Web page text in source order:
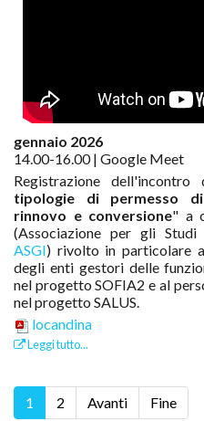
gennaio 2026
14.00-16.00 | Google Meet
Registrazione
tipologie di permesso
rinnovo e conversione" a
(Associazione per gli
ASGI) rivolto in particolare
degli enti gestori delle
nel progetto SOFIA2 e al
nel progetto SALUS.
locandina
Leggi tutto...
1 2 Avanti Fine